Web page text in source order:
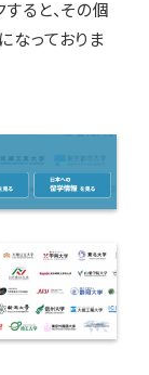
ると、その個
なっておりま